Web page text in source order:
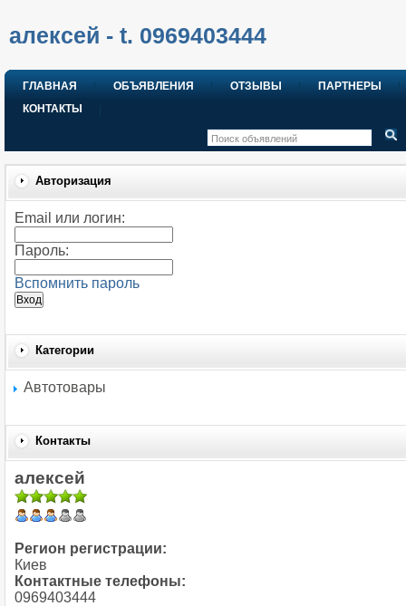
алексей - t. 0969403444
ГЛАВНАЯ ОБЪЯВЛЕНИЯ ОТЗЫВЫ
ПАРТНЕРЫ
КОНТАКТЫ
Авторизация
Email или логин:
Пароль:
Вспомнить пароль
Категории
Автотовары
Контакты
алексей
Регион регистрации:
Киев
Контактные телефоны:
0969403444